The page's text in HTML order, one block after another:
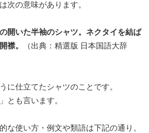
次の意味があります。
開いた半袖のシャツ。ネクタイを結ば
襟。
（出典：精選版 日本国語大辞
に仕立てたシャツのことです。
とも言います。
な使い方・例文や類語は下記の通り。